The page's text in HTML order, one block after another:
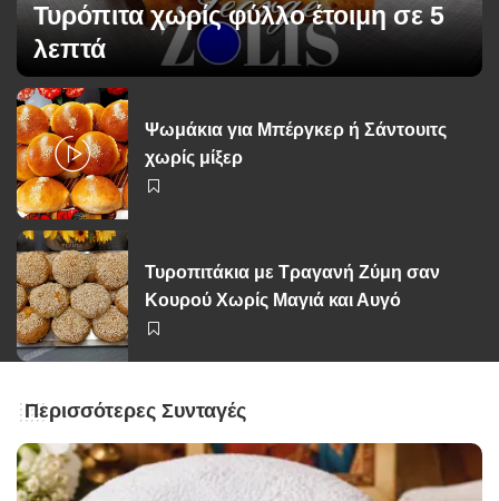
Τυρόπιτα χωρίς φύλλο έτοιμη σε 5
λεπτά
Posted
by
George Zolis 13 Σεπτεμβρίου 2023
Ψωμάκια για Μπέργκερ ή Σάντουιτς
χωρίς μίξερ
Τυροπιτάκια με Τραγανή Ζύμη σαν
Κουρού Χωρίς Μαγιά και Αυγό
Περισσότερες Συνταγές